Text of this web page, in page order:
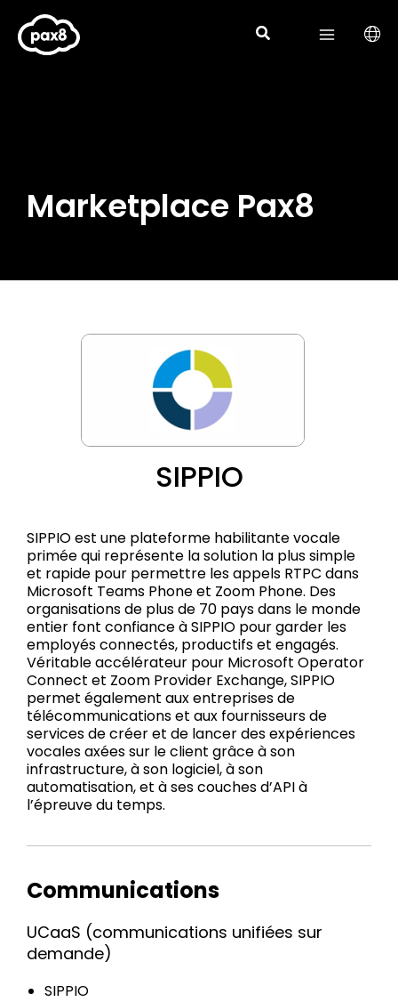
contenu
Marketplace Pax8
SIPPIO
SIPPIO est une plateforme habilitante vocale
primée qui représente la solution la plus simple
et rapide pour permettre les appels RTPC dans
Microsoft Teams Phone et Zoom Phone. Des
organisations de plus de 70 pays dans le monde
entier font confiance à SIPPIO pour garder les
employés connectés, productifs et engagés.
Véritable accélérateur pour Microsoft Operator
Connect et Zoom Provider Exchange, SIPPIO
permet également aux entreprises de
télécommunications et aux fournisseurs de
services de créer et de lancer des expériences
vocales axées sur le client grâce à son
infrastructure, à son logiciel, à son
automatisation, et à ses couches d’API à
l’épreuve du temps.
Communications
UCaaS (communications unifiées sur
demande)
SIPPIO